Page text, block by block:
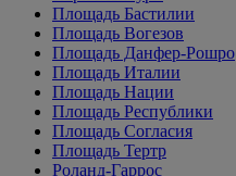
Площадь Бастилии
Площадь Вогезов
Площадь Данфер-Рошро
Площадь Италии
Площадь Нации
Площадь Республики
Площадь Согласия
Площадь Тертр
Роланд-Гаррос